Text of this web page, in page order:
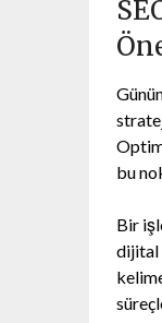
bu
Bir
dijital